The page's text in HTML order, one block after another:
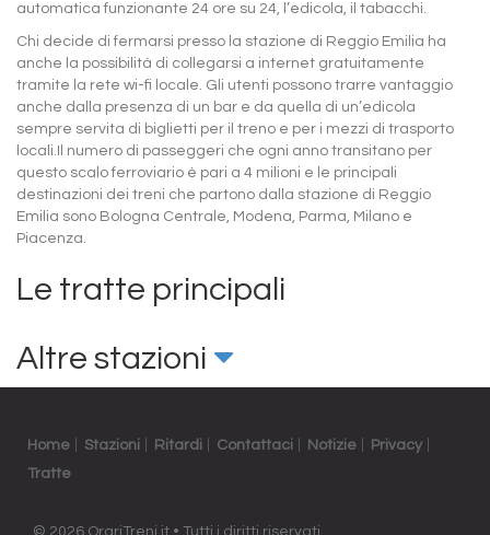
automatica funzionante 24 ore su 24, l’edicola, il tabacchi.
Chi decide di fermarsi presso la stazione di Reggio Emilia ha
anche la possibilità di collegarsi a internet gratuitamente
tramite la rete wi-fi locale. Gli utenti possono trarre vantaggio
anche dalla presenza di un bar e da quella di un’edicola
sempre servita di biglietti per il treno e per i mezzi di trasporto
locali.Il numero di passeggeri che ogni anno transitano per
questo scalo ferroviario è pari a 4 milioni e le principali
destinazioni dei treni che partono dalla stazione di Reggio
Emilia sono Bologna Centrale, Modena, Parma, Milano e
Piacenza.
Le tratte principali
Altre stazioni
Home Stazioni Ritardi Contattaci Notizie
Privacy
Tratte
© 2026 OrariTreni.it • Tutti i diritti riservati